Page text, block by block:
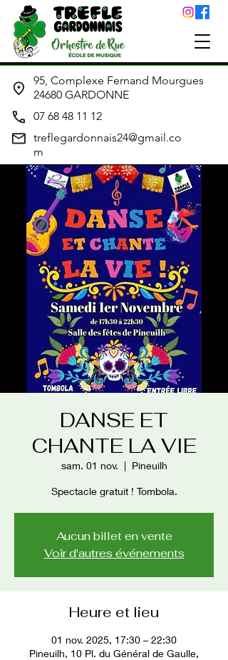
95, Complexe Fernand Mourgues
24680 GARDONNE
07 68 48 11 12
treflegardonnais24@gmail.co
m
DANSE ET
CHANTE LA VIE
sam. 01 nov.
  |
Pineuilh
Spectacle gratuit ! Tombola.
Aucun billet en vente
Voir d'autres événements
Heure et lieu
01 nov. 2025, 17:30 – 22:30
Pineuilh, 10 Pl. du Général de Gaulle,